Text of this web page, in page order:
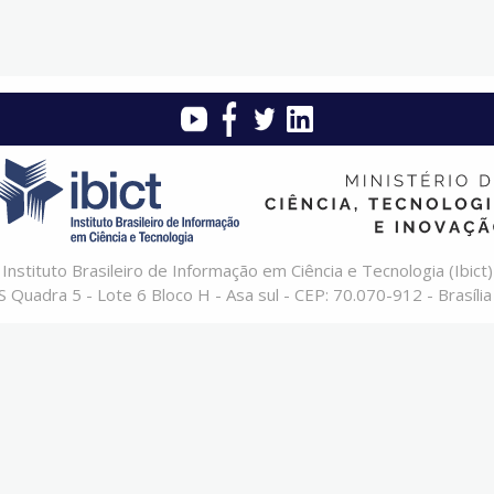
Instituto Brasileiro de Informação em Ciência e Tecnologia (Ibict)
Quadra 5 - Lote 6 Bloco H - Asa sul - CEP: 70.070-912 -